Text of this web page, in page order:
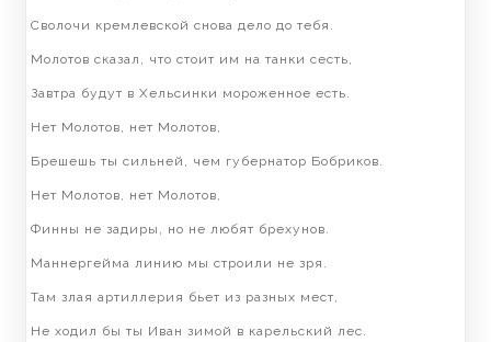
Сволочи кремлевской снова дело до тебя.
Молотов сказал, что стоит им на танки сесть,
Завтра будут в Хельсинки мороженное есть.
Нет Молотов, нет Молотов,
Брешешь ты сильней, чем губернатор Бобриков.
Нет Молотов, нет Молотов,
Финны не задиры, но не любят брехунов.
Маннергейма линию мы строили не зря.
Там злая артиллерия бьет из разных мест,
Не ходил бы ты Иван зимой в карельский лес.